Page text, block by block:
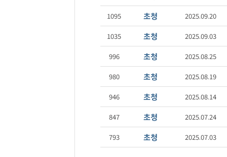
1095 초청 2025.09.20
1035 초청 2025.09.03
996 초청 2025.08.25
980 초청 2025.08.19
946 초청 2025.08.14
847 초청 2025.07.24
793 초청 2025.07.03